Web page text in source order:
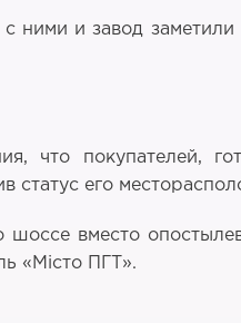
ними и завод
что покупателей,
статус его
шоссе вместо
«Мiсто ПГТ».